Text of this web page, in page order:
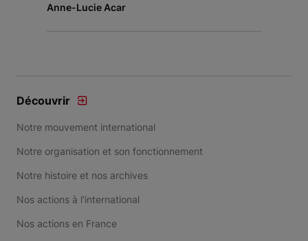
Anne-Lucie Acar
Découvrir
Notre mouvement international
Notre organisation et son fonctionnement
Notre histoire et nos archives
Nos actions à l'international
Nos actions en France